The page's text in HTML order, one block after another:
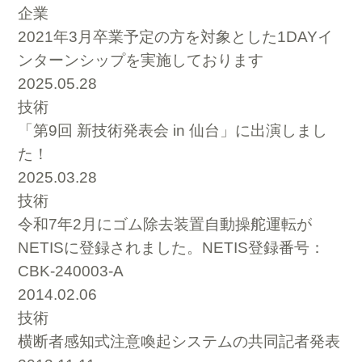
企業
2021年3月卒業予定の方を対象とした1DAYイ
ンターンシップを実施しております
2025.05.28
技術
「第9回 新技術発表会 in 仙台」に出演しまし
た！
2025.03.28
技術
令和7年2月にゴム除去装置自動操舵運転が
NETISに登録されました。NETIS登録番号：
CBK-240003-A
2014.02.06
技術
横断者感知式注意喚起システムの共同記者発表